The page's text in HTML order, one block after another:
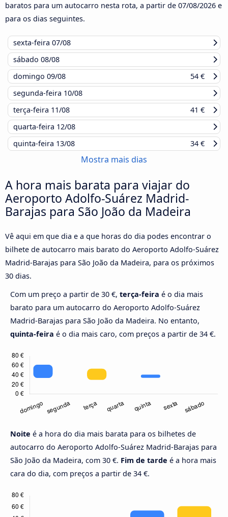
baratos para um autocarro nesta rota, a partir de 07/08/2026 e
para os dias seguintes.
sexta-feira 07/08
sábado 08/08
domingo 09/08
54 €
segunda-feira 10/08
terça-feira 11/08
41 €
quarta-feira 12/08
quinta-feira 13/08 34 €
Mostra mais dias
A hora mais barata para viajar do
Aeroporto Adolfo-Suárez Madrid-
Barajas para São João da Madeira
Vê aqui em que dia e a que horas do dia podes encontrar o
bilhete de autocarro mais barato do Aeroporto Adolfo-Suárez
Madrid-Barajas para São João da Madeira, para os próximos
30 dias.
Com um preço a partir de 30 €, terça-feira é o dia mais
barato para um autocarro do Aeroporto Adolfo-Suárez
Madrid-Barajas para São João da Madeira. No entanto,
quinta-feira é o dia mais caro, com preços a partir de 34 €.
Noite é a hora do dia mais barata para os bilhetes de
autocarro do Aeroporto Adolfo-Suárez Madrid-Barajas para
São João da Madeira, com 30 €. Fim de tarde é a hora mais
cara do dia, com preços a partir de 34 €.